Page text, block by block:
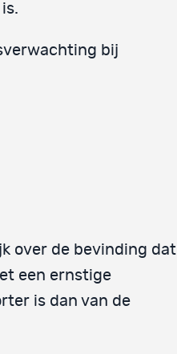
bij
over de bevinding dat
een ernstige
is dan van de